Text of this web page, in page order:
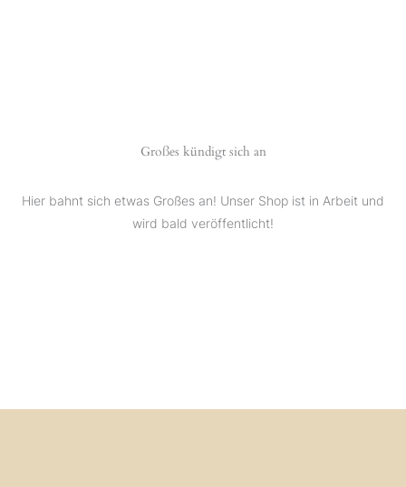
Großes kündigt sich an
Hier bahnt sich etwas Großes an! Unser Shop ist in Arbeit und
wird bald veröffentlicht!